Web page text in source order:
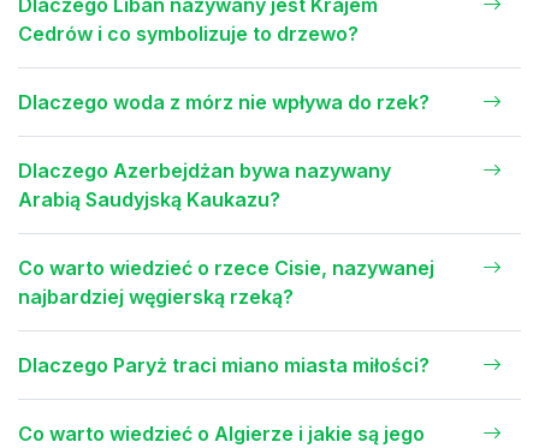
Dlaczego Liban nazywany jest Krajem
Cedrów i co symbolizuje to drzewo?
Dlaczego woda z mórz nie wpływa do rzek?
Dlaczego Azerbejdżan bywa nazywany
Arabią Saudyjską Kaukazu?
Co warto wiedzieć o rzece Cisie, nazywanej
najbardziej węgierską rzeką?
Dlaczego Paryż traci miano miasta miłości?
Co warto wiedzieć o Algierze i jakie są jego